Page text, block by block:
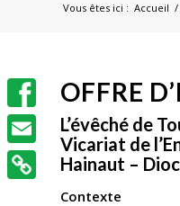
Vous êtes ici : Accueil /
OFFRE
L’évêché de
Vicariat de
Hainaut –
Contexte
Facebook
Email